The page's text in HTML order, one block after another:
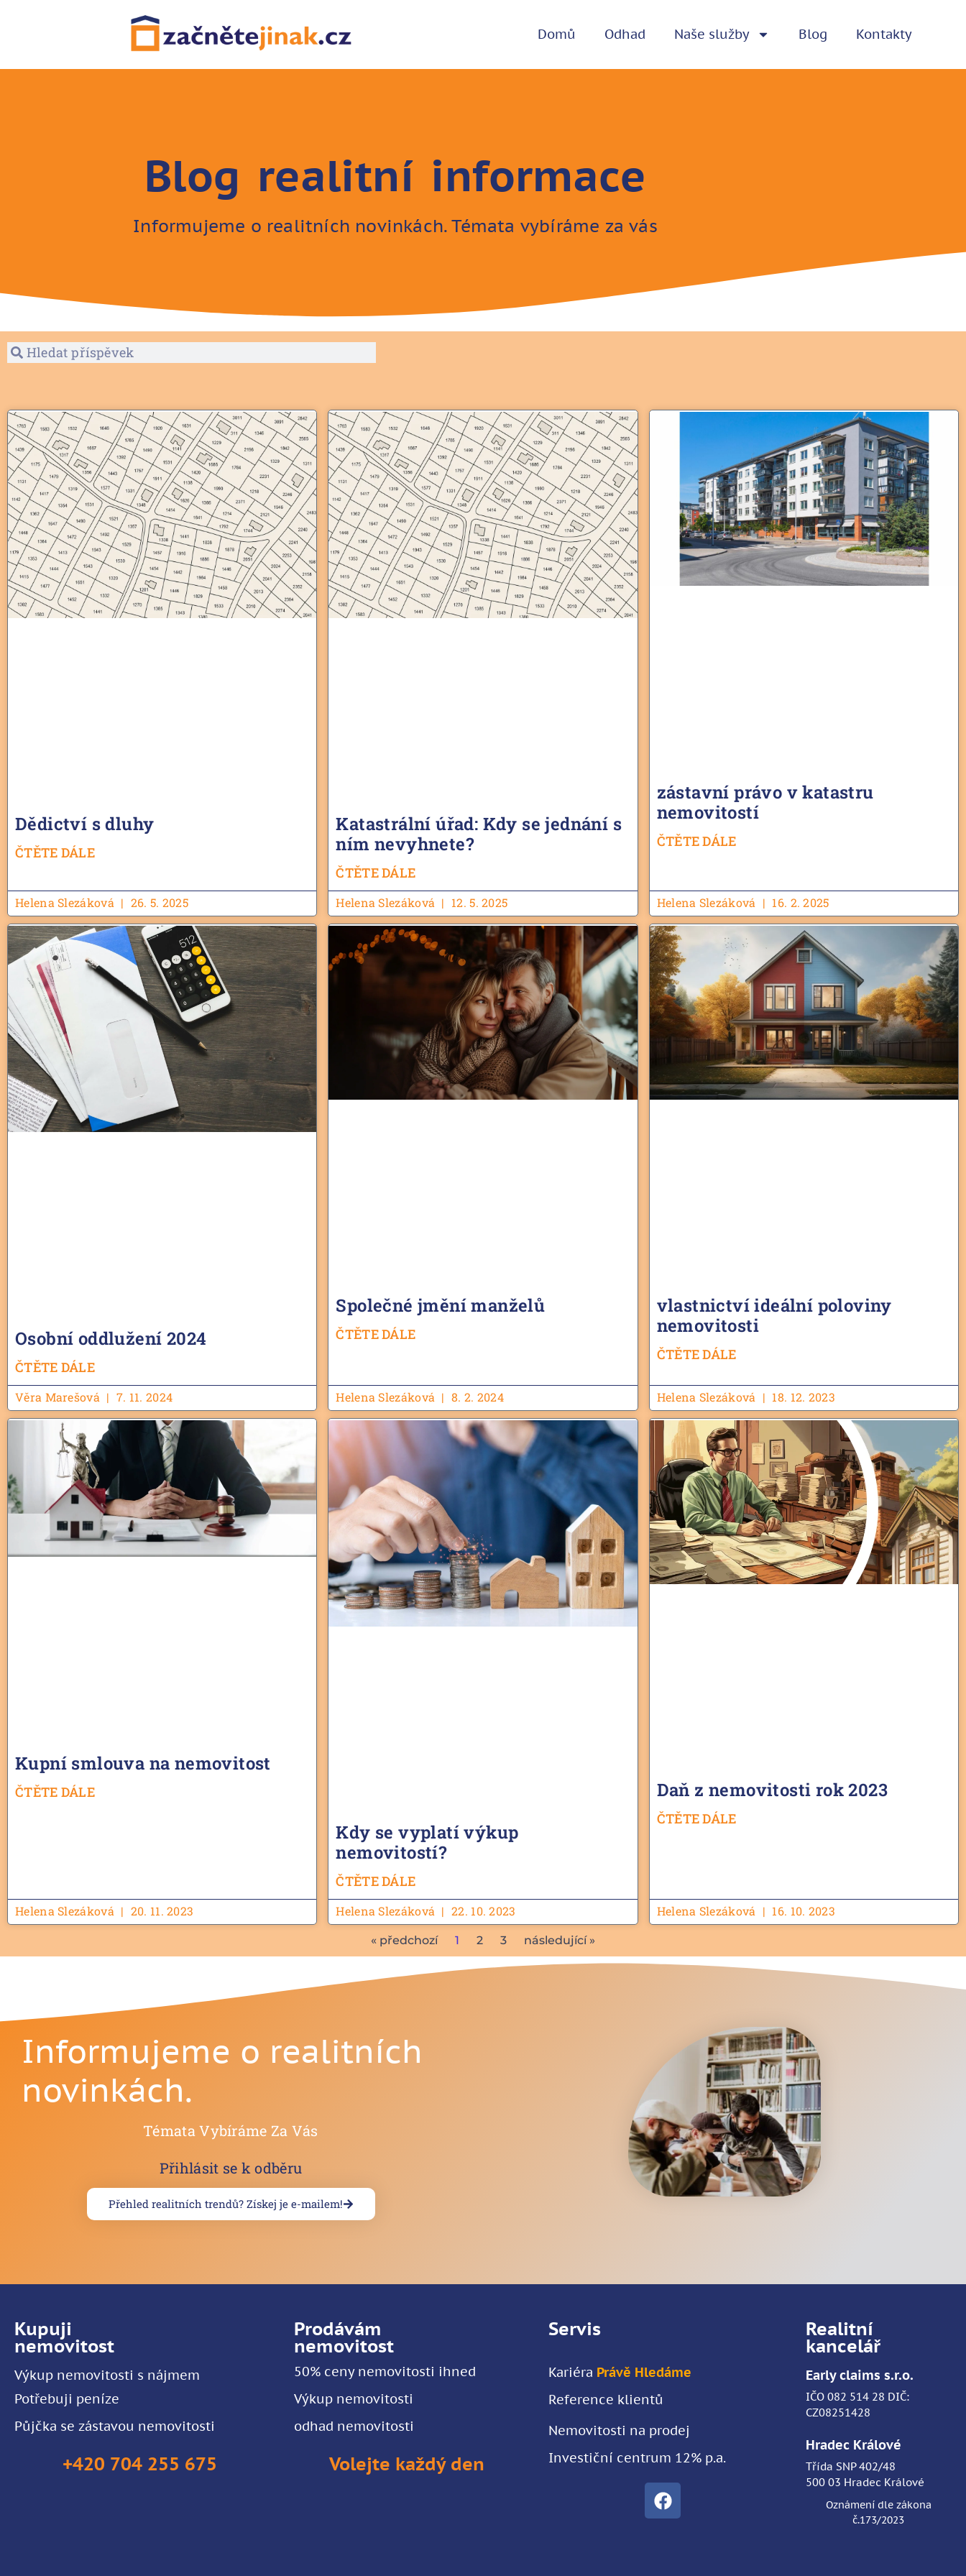
Domů Odhad Naše služby Blog Kontakty
Blog realitní informace
Informujeme o realitních novinkách. Témata vybíráme za vás
Dědictví s dluhy
ČTĚTE DÁLE
Helena Slezáková 26. 5. 2025
Katastrální úřad: Kdy se jednání s
ním nevyhnete?
ČTĚTE DÁLE
Helena Slezáková 12. 5. 2025
zástavní právo v katastru
nemovitostí
ČTĚTE DÁLE
Helena Slezáková 16. 2. 2025
Osobní oddlužení 2024
ČTĚTE DÁLE
Věra Marešová 7. 11. 2024
Společné jmění manželů
ČTĚTE DÁLE
Helena Slezáková 8. 2. 2024
vlastnictví ideální poloviny
nemovitosti
ČTĚTE DÁLE
Helena Slezáková 18. 12. 2023
Kupní smlouva na nemovitost
ČTĚTE DÁLE
Helena Slezáková 20. 11. 2023
Kdy se vyplatí výkup
nemovitostí?
ČTĚTE DÁLE
Helena Slezáková 22. 10. 2023
Daň z nemovitosti rok 2023
ČTĚTE DÁLE
Helena Slezáková 16. 10. 2023
« předchozí 1 2 3 následující »
Informujeme o realitních
novinkách.
Témata Vybíráme Za Vás
Přihlásit se k odběru
Přehled realitních trendů? Získej je e-mailem!
Kupuji
nemovitost
Výkup nemovitosti s nájmem
Potřebuji peníze
Půjčka se zástavou nemovitosti
+420 704 255 675
Prodávám
nemovitost
50% ceny nemovitosti ihned
Výkup nemovitosti
odhad nemovitosti
Volejte každý den
Servis
Kariéra Právě Hledáme
Reference klientů
Nemovitosti na prodej
Investiční centrum 12% p.a.
Realitní
kancelář
Early claims s.r.o.
IČO 082 514 28 DIČ:
CZ08251428
Hradec Králové
Třída SNP 402/48
500 03 Hradec Králové
Oznámení dle zákona
č.173/2023